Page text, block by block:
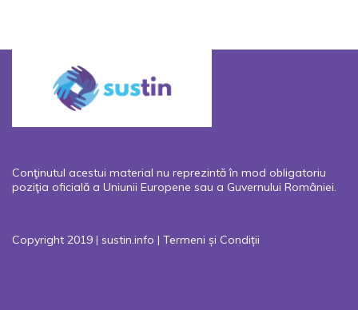
Conţinutul acestui material nu reprezintă în mod obligatoriu
poziţia oficială a Uniunii Europene sau a Guvernului României.
Copyright 2019 | sustin.info | Termeni și Condiții